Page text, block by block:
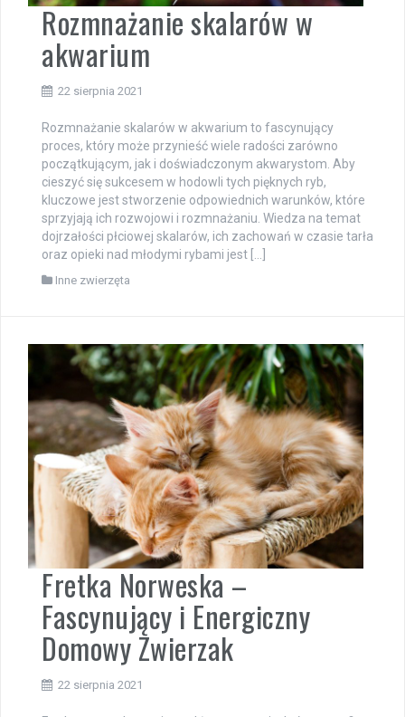
Rozmnażanie skalarów w
akwarium
22 sierpnia 2021
Rozmnażanie skalarów w akwarium to fascynujący
proces, który może przynieść wiele radości zarówno
początkującym, jak i doświadczonym akwarystom. Aby
cieszyć się sukcesem w hodowli tych pięknych ryb,
kluczowe jest stworzenie odpowiednich warunków, które
sprzyjają ich rozwojowi i rozmnażaniu. Wiedza na temat
dojrzałości płciowej skalarów, ich zachowań w czasie tarła
oraz opieki nad młodymi rybami jest […]
Inne zwierzęta
Fretka Norweska –
Fascynujący i Energiczny
Domowy Zwierzak
22 sierpnia 2021